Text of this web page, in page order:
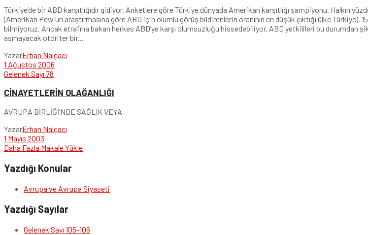
Türkiye’de bir ABD karşıtlığıdır gidiyor. Anketlere göre Türkiye dünyada Amerikan karşıtlığı şampiyonu. Halkın
(Amerikan Pew’un araştırmasına göre ABD için olumlu görüş bildirenlerin oranının en düşük çıktığı ülke Türkiye),
bilmiyoruz. Ancak etrafına bakan herkes ABD’ye karşı olumsuzluğu hissedebiliyor. ABD yetkilileri bu durumdan
asmayacak otoriter bir...
YazarErhan Nalçacı
1 Ağustos 2006
Gelenek Sayı 78
CİNAYETLERİN OLAĞANLIĞI
AVRUPA BİRLİĞİ’NDE SAĞLIK VEYA
YazarErhan Nalçacı
1 Mayıs 2003
Daha Fazla Makale Yükle
Yazdığı Konular
Avrupa ve Avrupa Siyaseti
Yazdığı Sayılar
Gelenek Sayı 105-106